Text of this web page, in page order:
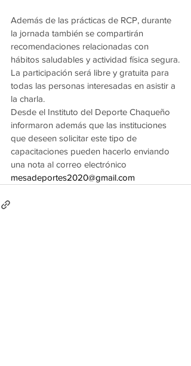
Además de las prácticas de RCP, durante
la jornada también se compartirán
recomendaciones relacionadas con
hábitos saludables y actividad física segura.
La participación será libre y gratuita para
todas las personas interesadas en asistir a
la charla.
Desde el Instituto del Deporte Chaqueño
informaron además que las instituciones
que deseen solicitar este tipo de
capacitaciones pueden hacerlo enviando
una nota al correo electrónico
mesadeportes2020@gmail.com